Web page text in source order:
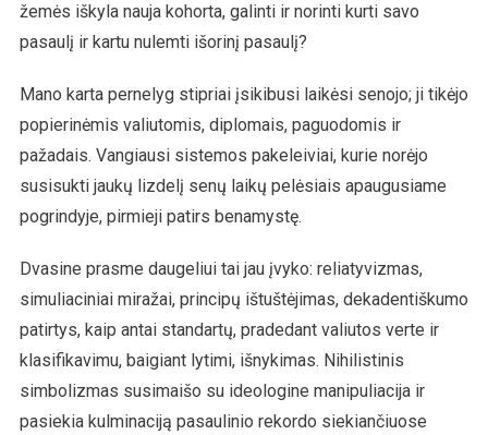
žemės iškyla nauja kohorta, galinti ir norinti kurti savo
pasaulį ir kartu nulemti išorinį pasaulį?
Mano karta pernelyg stipriai įsikibusi laikėsi senojo; ji tikėjo
popierinėmis valiutomis, diplomais, paguodomis ir
pažadais. Vangiausi sistemos pakeleiviai, kurie norėjo
susisukti jaukų lizdelį senų laikų pelėsiais apaugusiame
pogrindyje, pirmieji patirs benamystę.
Dvasine prasme daugeliui tai jau įvyko: reliatyvizmas,
simuliaciniai miražai, principų ištuštėjimas, dekadentiškumo
patirtys, kaip antai standartų, pradedant valiutos verte ir
klasifikavimu, baigiant lytimi, išnykimas. Nihilistinis
simbolizmas susimaišo su ideologine manipuliacija ir
pasiekia kulminaciją pasaulinio rekordo siekiančiuose